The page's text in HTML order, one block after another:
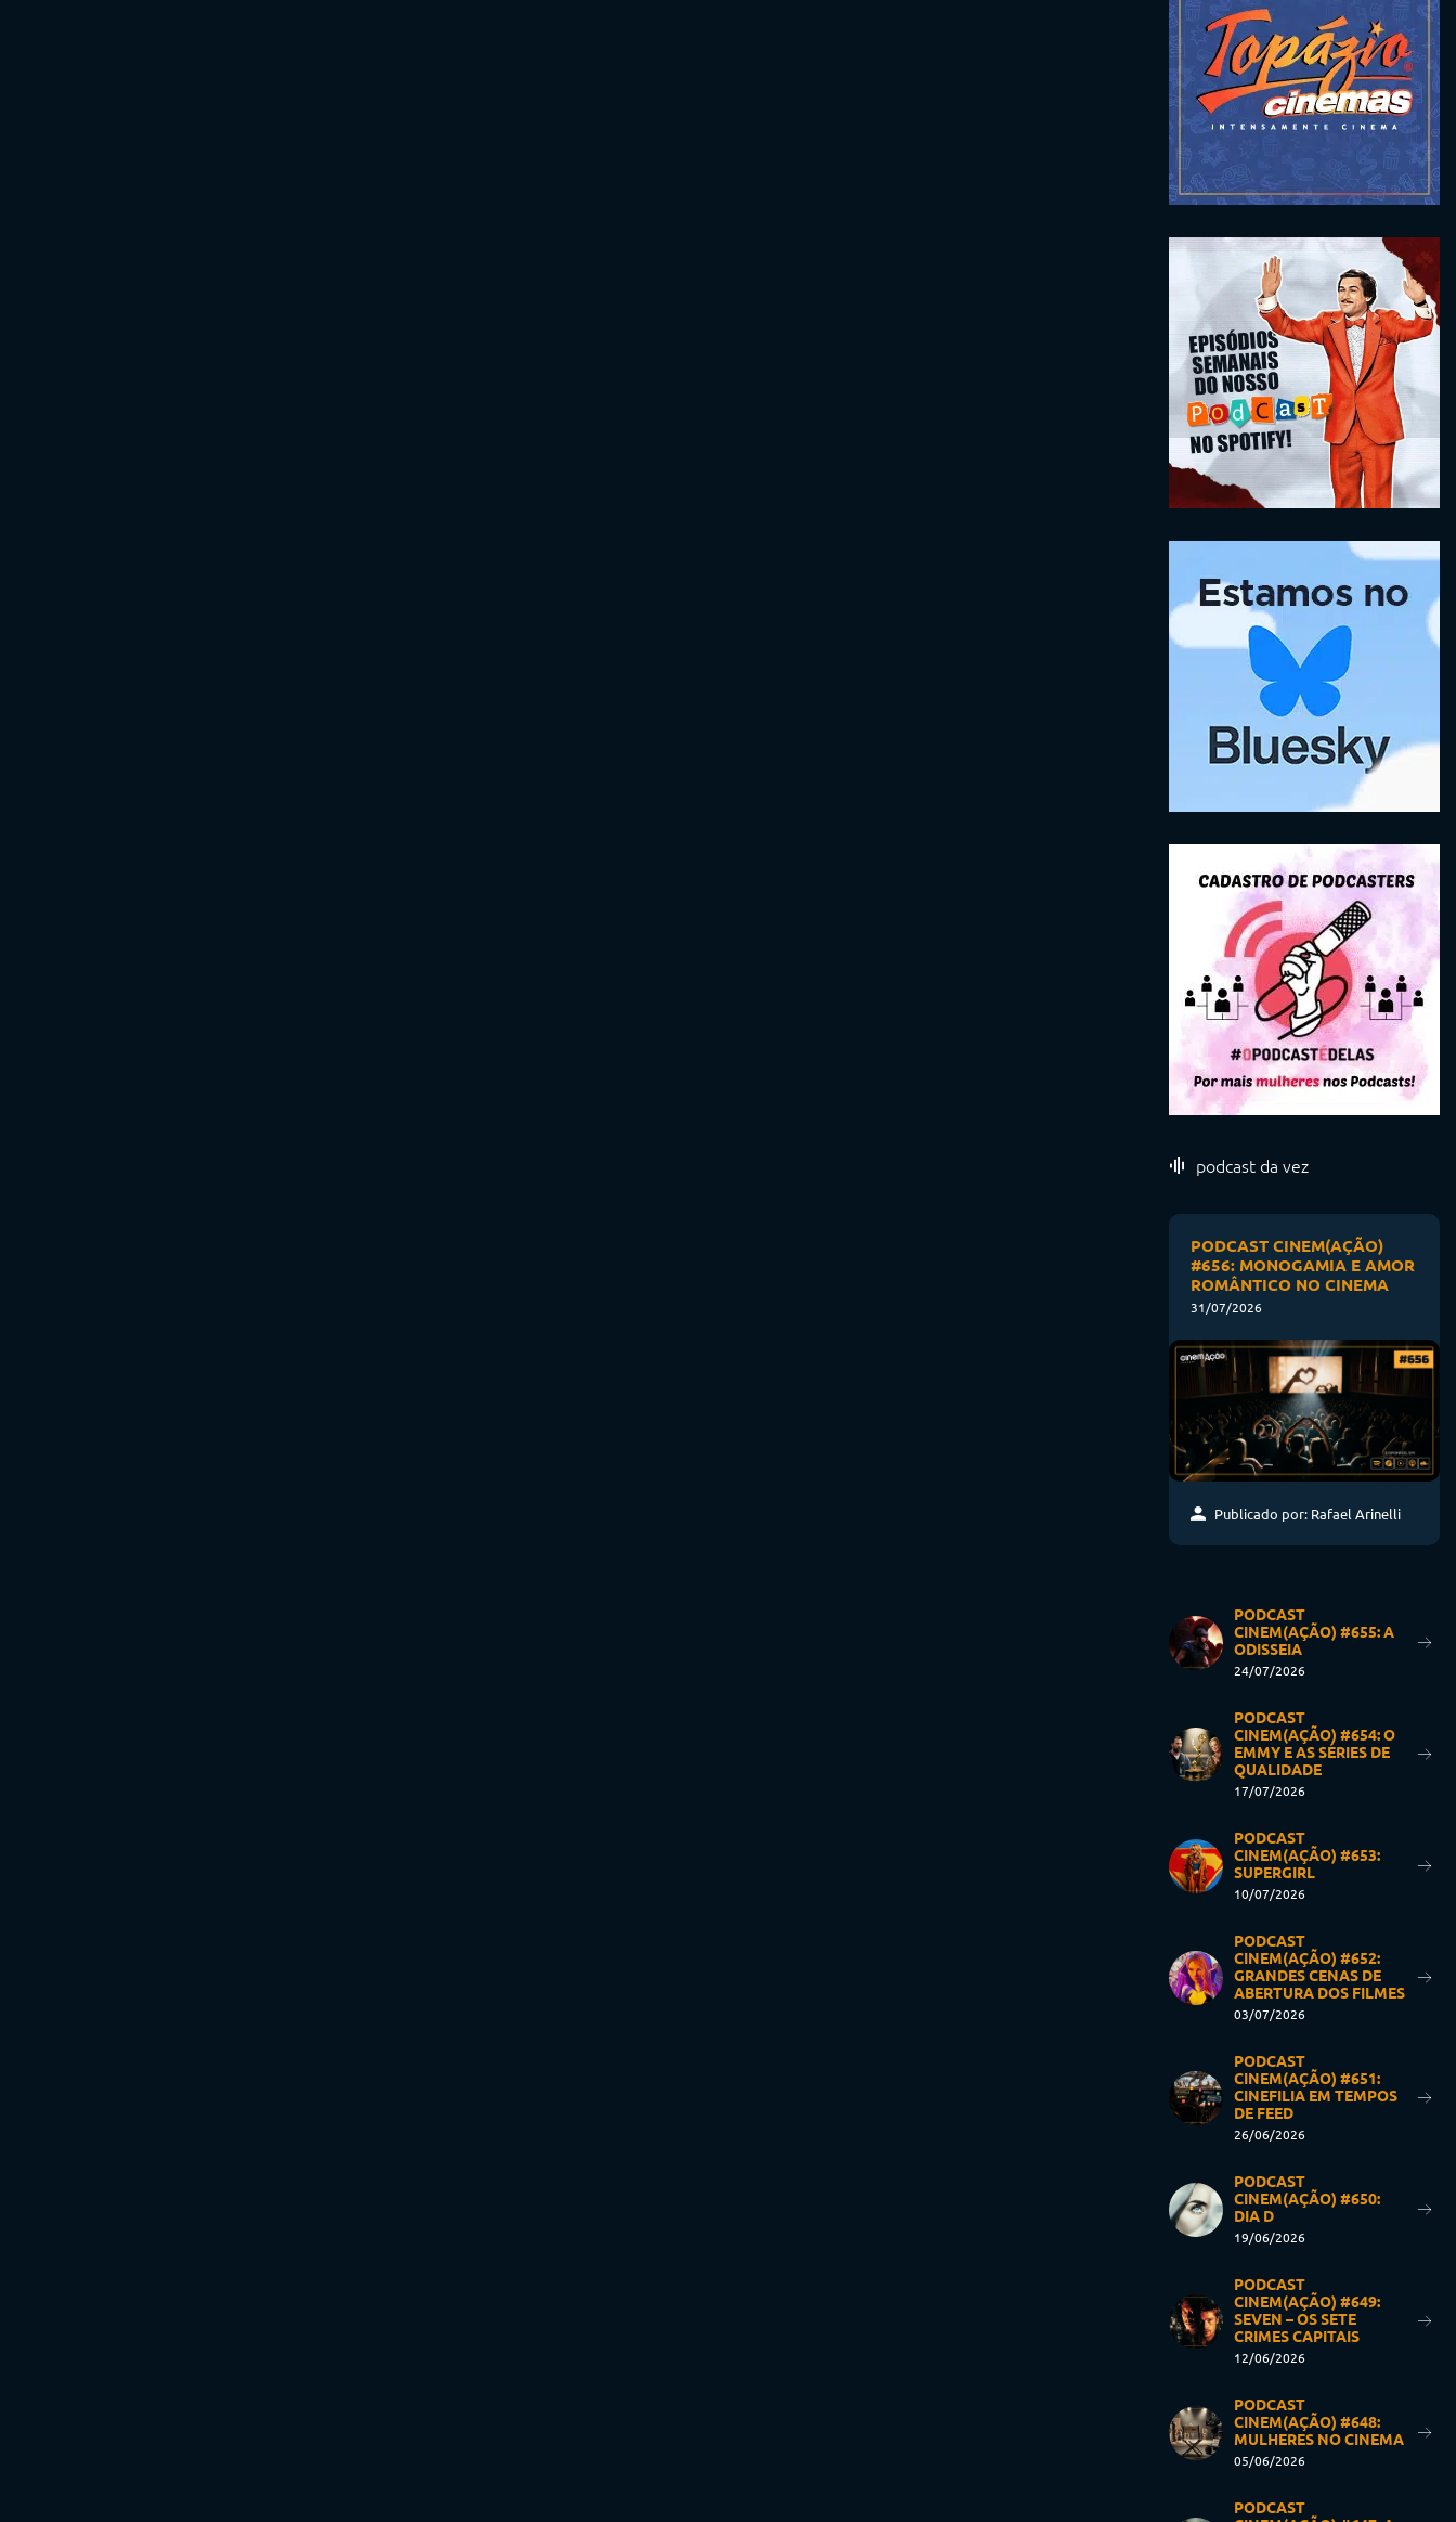
podcast da vez
PODCAST CINEM(AÇÃO)
#656: MONOGAMIA E AMOR
ROMÂNTICO NO CINEMA
31/07/2026
Publicado por: Rafael Arinelli
PODCAST
CINEM(AÇÃO) #655: A
ODISSEIA
24/07/2026
PODCAST
CINEM(AÇÃO) #654: O
EMMY E AS SÉRIES DE
QUALIDADE
17/07/2026
PODCAST
CINEM(AÇÃO) #653:
SUPERGIRL
10/07/2026
PODCAST
CINEM(AÇÃO) #652:
GRANDES CENAS DE
ABERTURA DOS FILMES
03/07/2026
PODCAST
CINEM(AÇÃO) #651:
CINEFILIA EM TEMPOS
DE FEED
26/06/2026
PODCAST
CINEM(AÇÃO) #650:
DIA D
19/06/2026
PODCAST
CINEM(AÇÃO) #649:
SEVEN – OS SETE
CRIMES CAPITAIS
12/06/2026
PODCAST
CINEM(AÇÃO) #648:
MULHERES NO CINEMA
05/06/2026
PODCAST